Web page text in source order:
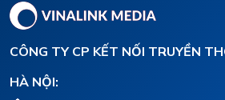
CÔNG TY CP KẾT NỐI TRUYỀN
HÀ NỘI: